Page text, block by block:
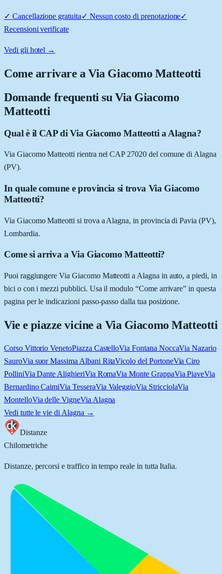
✓ Cancellazione gratuita✓ Nessun costo di prenotazione✓
Recensioni verificate
Vedi gli hotel →
Come arrivare aVia Giacomo Matteotti
Domande frequenti su Via Giacomo
Matteotti
Qual è il CAP di Via Giacomo Matteotti a Alagna?
Via Giacomo Matteotti rientra nel CAP 27020 del comune di Alagna
(PV).
In quale comune e provincia si trova Via Giacomo
Matteotti?
Via Giacomo Matteotti si trova a Alagna, in provincia di Pavia (PV),
Lombardia.
Come si arriva a Via Giacomo Matteotti?
Puoi raggiungere Via Giacomo Matteotti a Alagna in auto, a piedi, in
bici o con i mezzi pubblici. Usa il modulo “Come arrivare” in questa
pagina per le indicazioni passo-passo dalla tua posizione.
Vie e piazze vicine a Via Giacomo Matteotti
Corso Vittorio VenetoPiazza CastelloVia Fontana NoccaVia Nazario
SauroVia suor Massima Albani RitaVicolo del PortoneVia Ciro
PolliniVia Dante AlighieriVia RomaVia Monte GrappaVia PiaveVia
Bernardino CaimiVia TesseraVia ValeggioVia StricciolaVia
MontelloVia delle VigneVia Alagna
Vedi tutte le vie di Alagna →
Distanze
Chilometriche
Distanze, percorsi e traffico in tempo reale in tutta Italia.